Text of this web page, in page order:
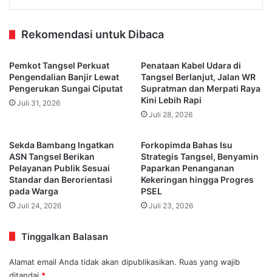
Rekomendasi untuk Dibaca
Pemkot Tangsel Perkuat
Pengendalian Banjir Lewat
Pengerukan Sungai Ciputat
Juli 31, 2026
Penataan Kabel Udara di
Tangsel Berlanjut, Jalan WR
Supratman dan Merpati Raya
Kini Lebih Rapi
Juli 28, 2026
Sekda Bambang Ingatkan
ASN Tangsel Berikan
Pelayanan Publik Sesuai
Standar dan Berorientasi
pada Warga
Juli 24, 2026
Forkopimda Bahas Isu
Strategis Tangsel, Benyamin
Paparkan Penanganan
Kekeringan hingga Progres
PSEL
Juli 23, 2026
Tinggalkan Balasan
Alamat email Anda tidak akan dipublikasikan. Ruas yang wajib